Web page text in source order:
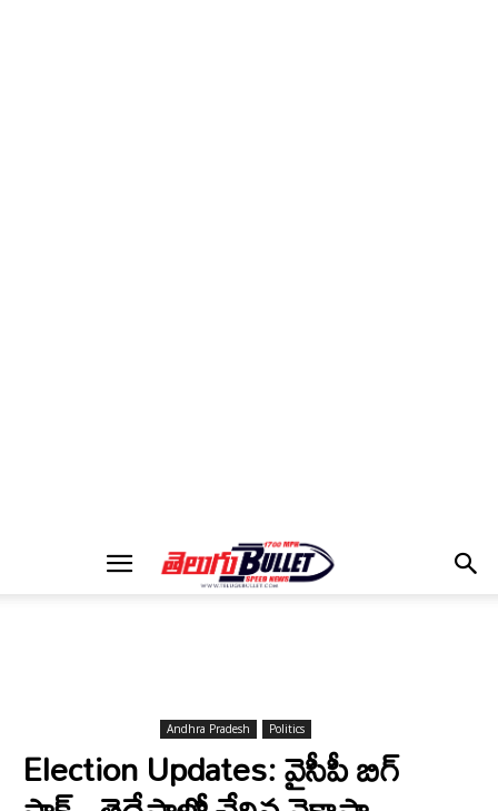
Andhra Pradesh Politics
Election Updates: వైసీపీ బిగ్